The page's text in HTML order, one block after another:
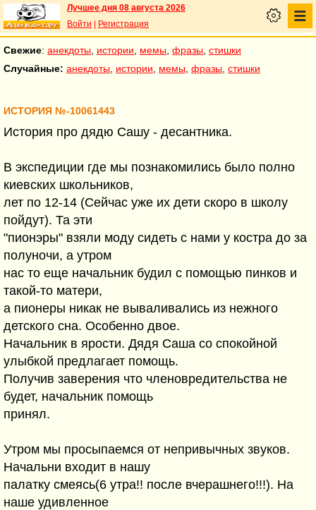
Лучшее дня 08 августа 2026
Войти
Регистрация
Свежие: анекдоты истории мемы фразы стишки
Случайные: анекдоты истории мемы фразы стишки
ИСТОРИЯ №-10061443
История про дядю Сашу - десантника.
В экспедиции где мы познакомились было полно
киевских школьников,
лет по 12-14 (Сейчас уже их дети скоро в школу
пойдут). Та эти
"пионэры" взяли моду сидеть с нами у костра до за
полуночи, а утром
нас то еще начальник будил с помощью пинков и
такой-то матери,
а пионеры никак не вываливались из нежного
детского сна. Особенно двое.
Начальник в ярости. Дядя Саша со спокойной
улыбкой предлагает помощь.
Получив заверения что членовредительства не
будет, начальник помощь
принял.
Утром мы просыпаемся от непривычных звуков.
Начальни входит в нашу
палатку смеясь(6 утра!! после вчерашнего!!!). На
наше удивленное